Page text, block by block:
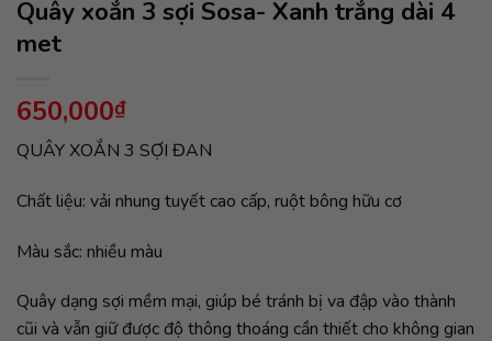
Quây xoắn 3 sợi Sosa- Xanh trắng dài 4
met
650,000₫
QUÂY XOẮN 3 SỢI ĐAN
Chất liệu: vải nhung tuyết cao cấp, ruột bông hữu cơ
Màu sắc: nhiều màu
Quây dạng sợi mềm mại, giúp bé tránh bị va đập vào thành
cũi và vẫn giữ được độ thông thoáng cần thiết cho không gian